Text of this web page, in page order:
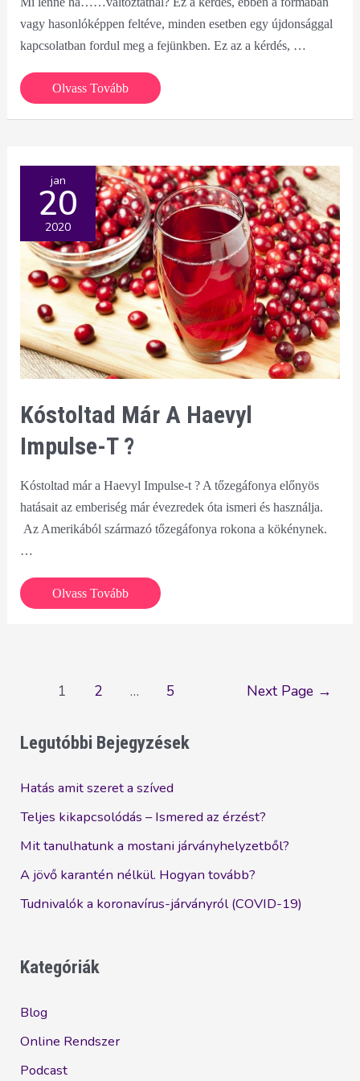
vagy hasonlóképpen feltéve, minden esetben egy újdonsággal
kapcsolatban fordul meg a fejünkben. Ez az a kérdés, …
Mi
Olvass Tovább
jan
20
2020
Kóstoltad Már A Haevyl
Impulse-T ?
Kóstoltad már a Haevyl Impulse-t ? A tőzegáfonya előnyös
hatásait az emberiség már évezredek óta ismeri és használja.
Az Amerikából származó tőzegáfonya rokona a kökénynek.
…
Kóstoltad
Olvass Tovább
Bejegyzés1 2 … 5 Next Page →
Legutóbbi Bejegyzések
Hatás amit szeret a szíved
Teljes kikapcsolódás – Ismered az érzést?
Mit tanulhatunk a mostani járványhelyzetből?
A jövő karantén nélkül. Hogyan tovább?
Tudnivalók a koronavírus-járványról (COVID-19)
Kategóriák
Blog
Online Rendszer
Podcast